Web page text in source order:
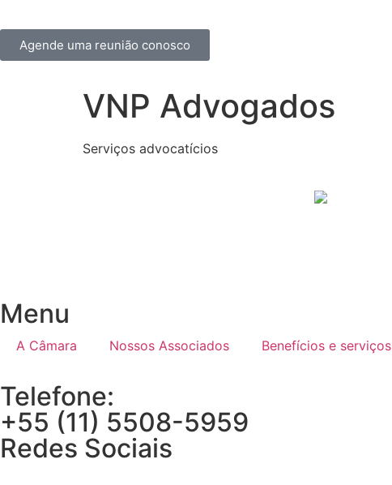
Agende uma reunião conosco
VNP Advogados
Serviços advocatícios
Menu
A Câmara Nossos Associados Benefícios e serviços
Telefone:
+55 (11) 5508-5959
Redes Sociais